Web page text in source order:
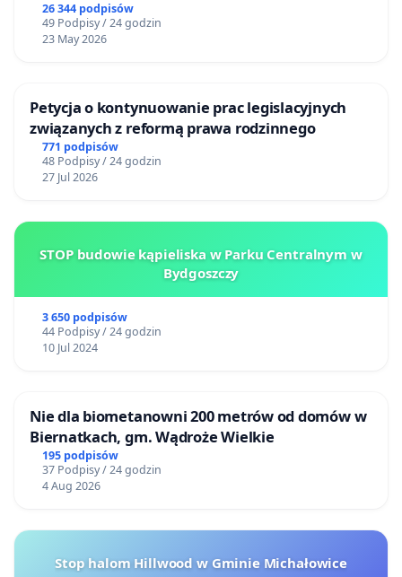
26 344 podpisów
49 Podpisy / 24 godzin
23 May 2026
Petycja o kontynuowanie prac legislacyjnych
związanych z reformą prawa rodzinnego
771 podpisów
48 Podpisy / 24 godzin
27 Jul 2026
STOP budowie kąpieliska w Parku Centralnym w
Bydgoszczy
3 650 podpisów
44 Podpisy / 24 godzin
10 Jul 2024
Nie dla biometanowni 200 metrów od domów w
Biernatkach, gm. Wądroże Wielkie
195 podpisów
37 Podpisy / 24 godzin
4 Aug 2026
Stop halom Hillwood w Gminie Michałowice